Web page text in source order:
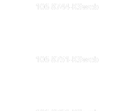
106 8744-KSweb
106 8751-KSweb